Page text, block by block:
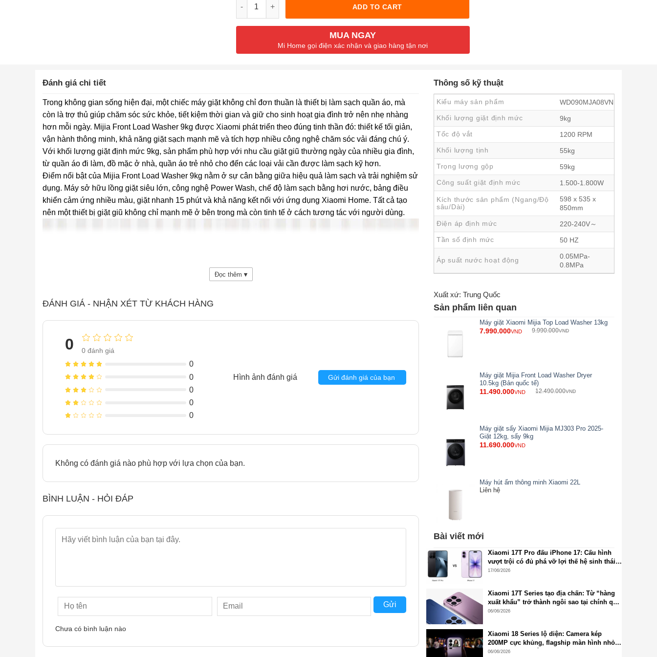
ADD TO CART
MUA NGAY
Mi Home gọi điện xác nhận và giao hàng tận nơi
Đánh giá chi tiết
Trong không gian sống hiện đại, một chiếc máy giặt không chỉ đơn thuần là thiết bị làm sạch quần áo, mà
còn là trợ thủ giúp chăm sóc sức khỏe, tiết kiệm thời gian và giữ cho sinh hoạt gia đình trở nên nhẹ nhàng
hơn mỗi ngày. Mijia Front Load Washer 9kg được Xiaomi phát triển theo đúng tinh thần đó: thiết kế tối giản,
vận hành thông minh, khả năng giặt sạch mạnh mẽ và tích hợp nhiều công nghệ chăm sóc vải đáng chú ý.
Với khối lượng giặt định mức 9kg, sản phẩm phù hợp với nhu cầu giặt giũ thường ngày của nhiều gia đình,
từ quần áo đi làm, đồ mặc ở nhà, quần áo trẻ nhỏ cho đến các loại vải cần được làm sạch kỹ hơn.
Điểm nổi bật của Mijia Front Load Washer 9kg nằm ở sự cân bằng giữa hiệu quả làm sạch và trải nghiệm sử
dụng. Máy sở hữu lồng giặt siêu lớn, công nghệ Power Wash, chế độ làm sạch bằng hơi nước, bảng điều
khiển cảm ứng nhiều màu, giặt nhanh 15 phút và khả năng kết nối với ứng dụng Xiaomi Home. Tất cả tạo
nên một thiết bị giặt giũ không chỉ mạnh mẽ ở bên trong mà còn tinh tế ở cách tương tác với người dùng.
Đọc thêm ▾
ĐÁNH GIÁ - NHẬN XÉT TỪ KHÁCH HÀNG
0 0 đánh giá
0
0
0
0
0
Hình ảnh đánh giá Gửi đánh giá của bạn
Không có đánh giá nào phù hợp với lựa chọn của bạn.
BÌNH LUẬN - HỎI ĐÁP
Gửi
Chưa có bình luận nào
Thông số kỹ thuật
Kiểu máy sản phẩm
WD090MJA08VN
Khối lượng giặt định mức
9kg
Tốc độ vắt
1200 RPM
Khối lượng tịnh
55kg
Trọng lượng gộp
59kg
Công suất giặt định mức
1.500-1.800W
Kích thước sản phẩm (Ngang/Độ
sâu/Dài)
598 x 535 x
850mm
Điện áp định mức
220-240V～
Tần số định mức
50 HZ
Áp suất nước hoạt động
0.05MPa-
0.8MPa
Xuất xứ: Trung Quốc
Sản phẩm liên quan
Máy giặt Xiaomi Mijia Top Load Washer 13kg
7.990.000VND 9.990.000VND
Máy giặt Mijia Front Load Washer Dryer
10.5kg (Bản quốc tế)
11.490.000VND 12.490.000VND
Máy giặt sấy Xiaomi Mijia MJ303 Pro 2025-
Giặt 12kg, sấy 9kg
11.690.000VND
Máy hút ẩm thông minh Xiaomi 22L
Liên hệ
Bài viết mới
Xiaomi 17T Pro đấu iPhone 17: Cấu hình
vượt trội có đủ phá vỡ lợi thế hệ sinh thái
Apple?
17/06/2026
Xiaomi 17T Series tạo địa chấn: Từ “hàng
xuất khẩu” trở thành ngôi sao tại chính quê
nhà Trung Quốc
06/06/2026
Xiaomi 18 Series lộ diện: Camera kép
200MP cực khủng, flagship màn hình nhỏ
2K chuẩn mới sắp xuất hiện
06/06/2026